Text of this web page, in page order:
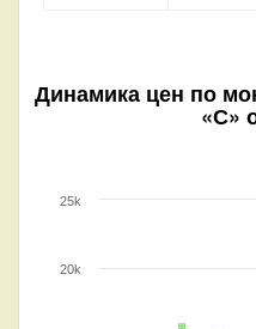
Динамика цен по
«С»
20k
25k